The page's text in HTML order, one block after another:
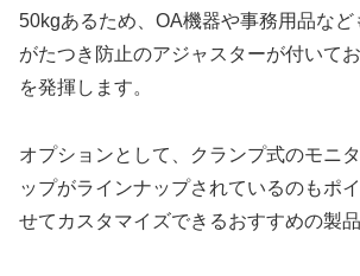
50kgあるため、OA機器や事務用品など
がたつき防止のアジャスターが付いて
を発揮します。
オプションとして、クランプ式のモニ
ップがラインナップされているのもポ
せてカスタマイズできるおすすめの製品